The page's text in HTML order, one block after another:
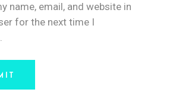
name, email, and website in
for the next time I